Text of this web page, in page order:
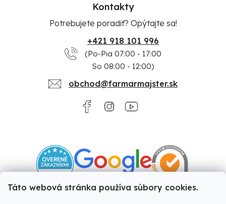
Táto webová stránka používa súbory cookies.
Kontakty
Potrebujete poradiť? Opýtajte sa!
+421 918 101 996
(Po-Pia 07:00 - 17:00
So 08:00 - 12:00)
obchod@farmarmajster.sk